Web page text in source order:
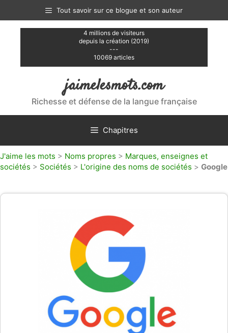
contenu
Tout savoir sur ce blogue et son auteur
4 millions de visiteurs
depuis la création (2019)
---
10069 articles
jaimelesmots.com
Richesse et défense de la langue française
Chapitres
J'aime les mots > Noms propres > Marques, enseignes et
sociétés > Sociétés > L'origine des noms de sociétés > Google